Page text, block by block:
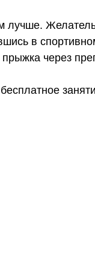
в
через